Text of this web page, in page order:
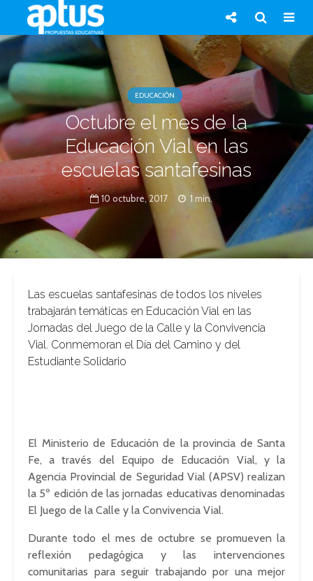
EDUCACIÓN
Octubre el mes de la
Educación Vial en las
escuelas santafesinas
10 octubre, 2017 1 min.
Las escuelas santafesinas de todos los niveles
trabajarán temáticas en Educación Vial en las
Jornadas del Juego de la Calle y la Convivencia
Vial. Conmemoran el Día del Camino y del
Estudiante Solidario
El Ministerio de Educación de la provincia de Santa
Fe, a través del Equipo de Educación Vial, y la
Agencia Provincial de Seguridad Vial (APSV) realizan
la 5º edición de las jornadas educativas denominadas
El Juego de la Calle y la Convivencia Vial.
Durante todo el mes de octubre se promueven la
reflexión pedagógica y las intervenciones
comunitarias para seguir trabajando por una mejor